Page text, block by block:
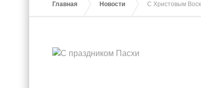
Главная Новости С Христовым